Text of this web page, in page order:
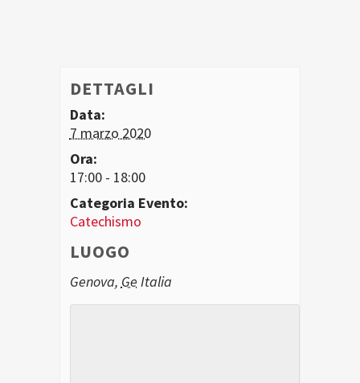
DETTAGLI
Data:
7 marzo 2020
Ora:
17:00 - 18:00
Categoria Evento:
Catechismo
LUOGO
Genova, Ge Italia